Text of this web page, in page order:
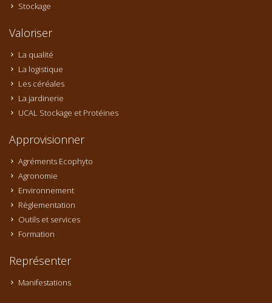
Stockage
Valoriser
La qualité
La logistique
Les céréales
La jardinerie
UCAL Stockage et Protéines
Approvisionner
Agréments Ecophyto
Agronomie
Environnement
Règlementation
Outils et services
Formation
Représenter
Manifestations